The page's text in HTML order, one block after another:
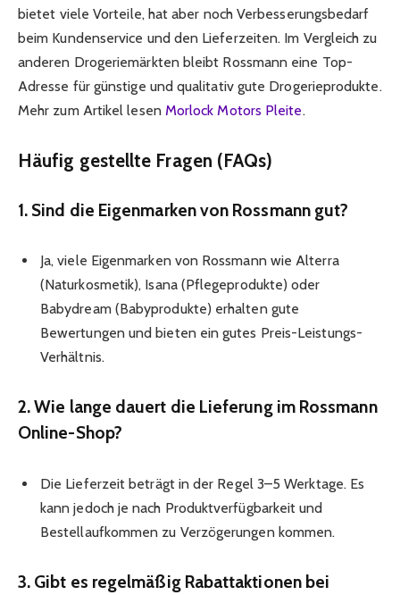
bietet viele Vorteile, hat aber noch Verbesserungsbedarf
beim Kundenservice und den Lieferzeiten. Im Vergleich zu
anderen Drogeriemärkten bleibt Rossmann eine Top-
Adresse für günstige und qualitativ gute Drogerieprodukte.
Mehr zum Artikel lesen Morlock Motors Pleite.
Häufig gestellte Fragen (FAQs)
1. Sind die Eigenmarken von Rossmann gut?
Ja, viele Eigenmarken von Rossmann wie Alterra
(Naturkosmetik), Isana (Pflegeprodukte) oder
Babydream (Babyprodukte) erhalten gute
Bewertungen und bieten ein gutes Preis-Leistungs-
Verhältnis.
2. Wie lange dauert die Lieferung im Rossmann
Online-Shop?
Die Lieferzeit beträgt in der Regel 3–5 Werktage. Es
kann jedoch je nach Produktverfügbarkeit und
Bestellaufkommen zu Verzögerungen kommen.
3. Gibt es regelmäßig Rabattaktionen bei